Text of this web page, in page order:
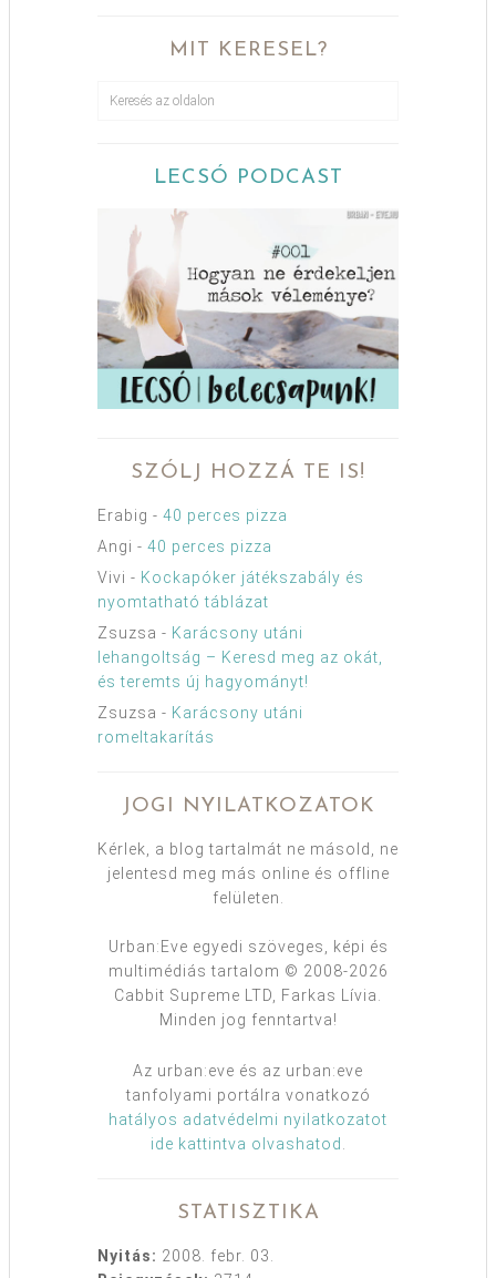
MIT KERESEL?
LECSÓ PODCAST
SZÓLJ HOZZÁ TE IS!
Erabig - 40 perces pizza
Angi - 40 perces pizza
Vivi - Kockapóker játékszabály és
nyomtatható táblázat
Zsuzsa - Karácsony utáni
lehangoltság – Keresd meg az okát,
és teremts új hagyományt!
Zsuzsa - Karácsony utáni
romeltakarítás
JOGI NYILATKOZATOK
Kérlek, a blog tartalmát ne másold, ne
jelentesd meg más online és offline
felületen.
Urban:Eve egyedi szöveges, képi és
multimédiás tartalom © 2008-2026
Cabbit Supreme LTD, Farkas Lívia.
Minden jog fenntartva!
Az urban:eve és az urban:eve
tanfolyami portálra vonatkozó
hatályos adatvédelmi nyilatkozatot
ide kattintva olvashatod
STATISZTIKA
Nyitás: 2008. febr. 03.